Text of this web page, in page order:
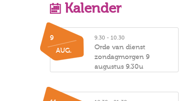
Kalender
9
AUG.
9.30 - 10.30
Orde van dienst
zondagmorgen 9
augustus 9.30u